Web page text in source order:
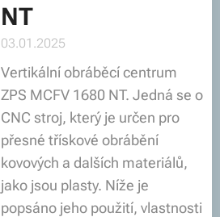
NT
03.01.2025
Vertikální obráběcí centrum
ZPS MCFV 1680 NT. Jedná se o
CNC stroj, který je určen pro
přesné třískové obrábění
kovových a dalších materiálů,
jako jsou plasty. Níže je
popsáno jeho použití, vlastnosti